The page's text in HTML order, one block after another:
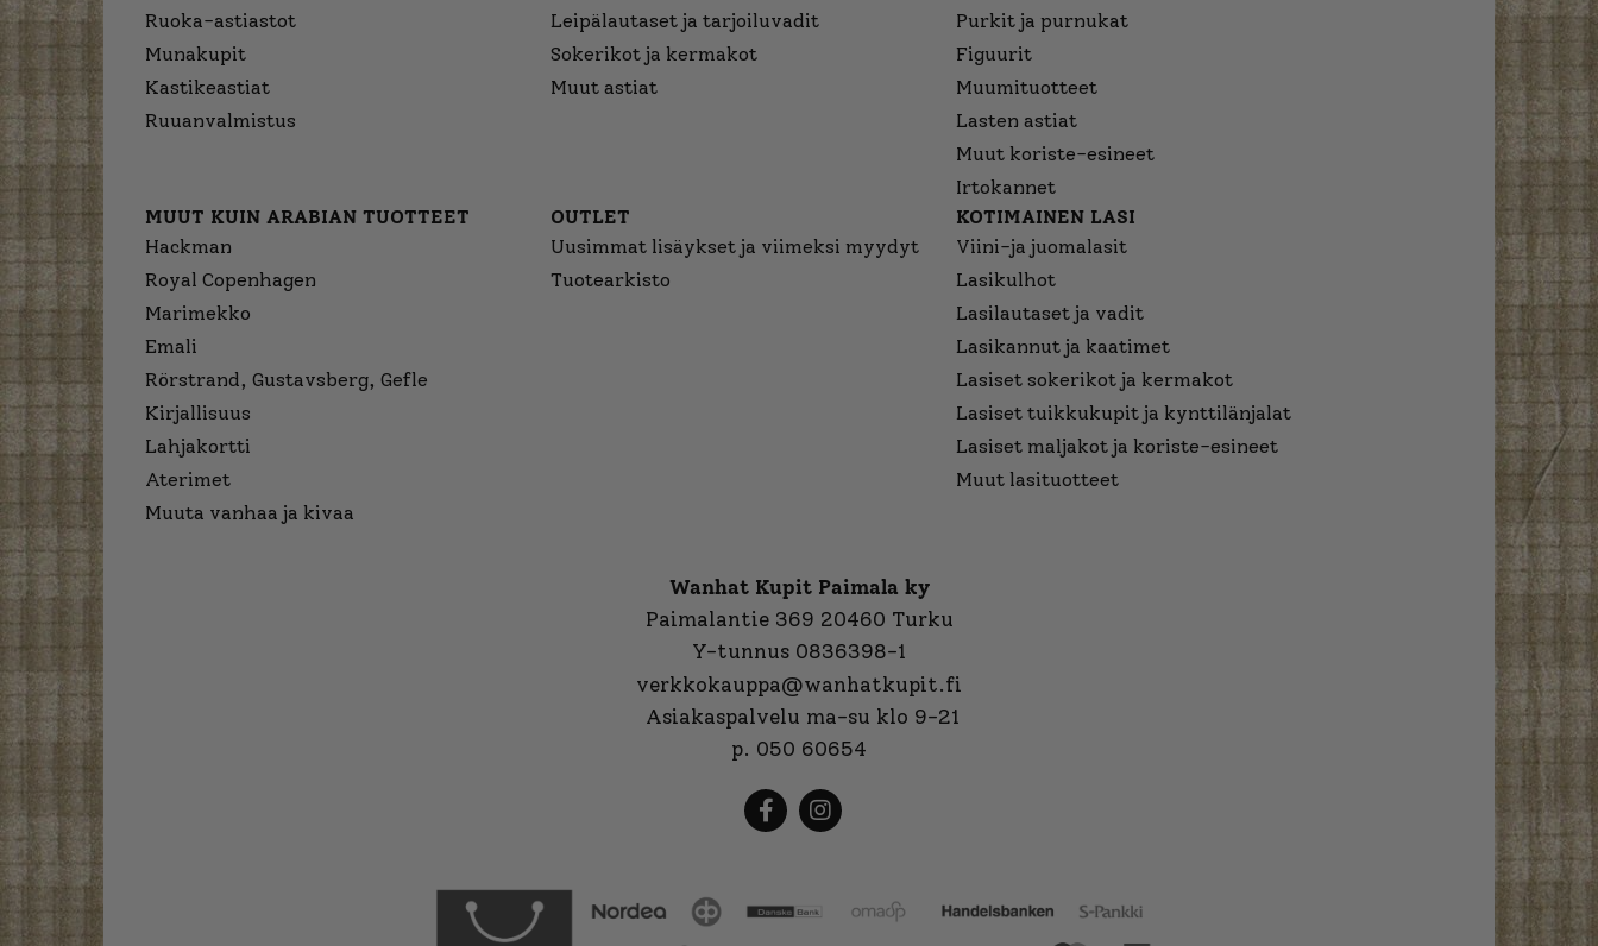
Ruoka-astiastot
Munakupit
Kastikeastiat
Ruuanvalmistus
Leipälautaset ja tarjoiluvadit
Sokerikot ja kermakot
Muut astiat
Purkit ja purnukat
Figuurit
Muumituotteet
Lasten astiat
Muut koriste-esineet
Irtokannet
MUUT KUIN ARABIAN TUOTTEET
Hackman
Royal Copenhagen
Marimekko
Emali
Rörstrand, Gustavsberg, Gefle
Kirjallisuus
Lahjakortti
Aterimet
Muuta vanhaa ja kivaa
OUTLET
Uusimmat lisäykset ja viimeksi myydyt
Tuotearkisto
KOTIMAINEN LASI
Viini-ja juomalasit
Lasikulhot
Lasilautaset ja vadit
Lasikannut ja kaatimet
Lasiset sokerikot ja kermakot
Lasiset tuikkukupit ja kynttilänjalat
Lasiset maljakot ja koriste-esineet
Muut lasituotteet
Wanhat Kupit Paimala ky
Paimalantie 369 20460 Turku
Y-tunnus 0836398-1
verkkokauppa@wanhatkupit.fi
Asiakaspalvelu ma-su klo 9-21
p. 050 60654